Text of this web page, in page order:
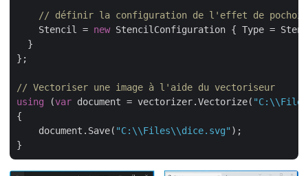
// définir la configuration de l'effet de pochoir
    Stencil =
new StencilConfiguration { Type =
  }
};
// Vectoriser une image à l'aide du vectoriseur
using (var document = vectorizer.Vectorize(
{
    document.Save(
"C:\\Files\\dice.svg" );